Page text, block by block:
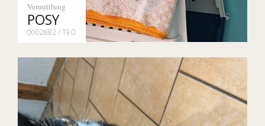
Vermittlung
POSY
0002882 / TEO